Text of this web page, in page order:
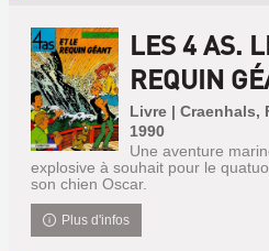
LES 4 AS.
REQUIN
Livre | Craenhals,
1990
Une aventure
explosive à souhait pour le
son chien Oscar.
Plus d'infos